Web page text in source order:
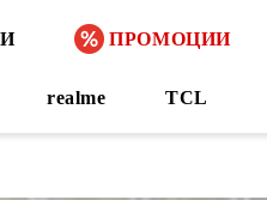
ПРОМОЦИИ
realme TCL